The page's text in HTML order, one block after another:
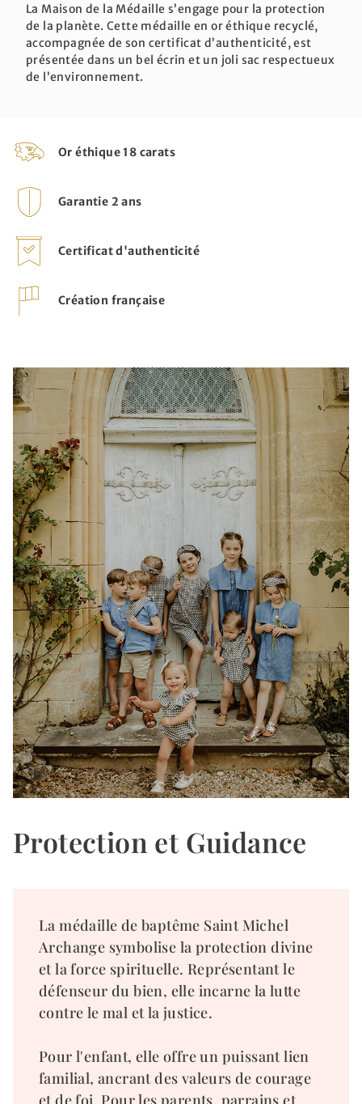
La Maison de la Médaille s’engage pour la protection
de la planète. Cette médaille en or éthique recyclé,
accompagnée de son certificat d’authenticité, est
présentée dans un bel écrin et un joli sac respectueux
de l’environnement.
Or éthique 18 carats
Garantie 2 ans
Certificat d'authenticité
Création française
Protection et Guidance
La médaille de baptême Saint Michel
Archange symbolise la protection divine
et la force spirituelle. Représentant le
défenseur du bien, elle incarne la lutte
contre le mal et la justice.
Pour l'enfant, elle offre un puissant lien
familial, ancrant des valeurs de courage
et de foi. Pour les parents, parrains et